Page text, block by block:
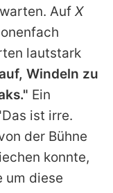
Auf X
lautstark
Windeln zu
Ein
ist irre.
der Bühne
konnte,
um diese